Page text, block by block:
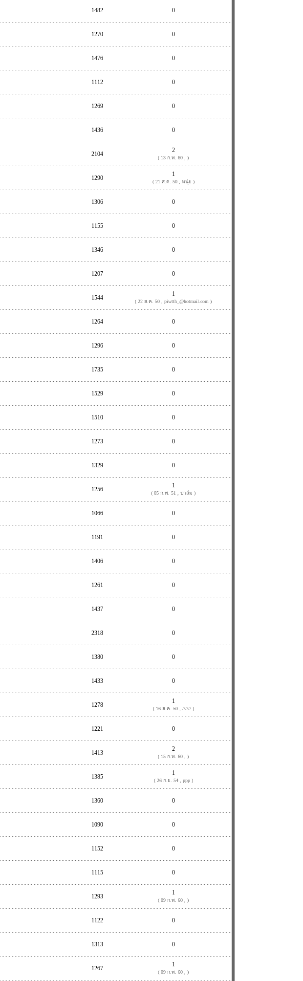
1482 0
1270 0
1476 0
1112 0
1269 0
1436 0
2104
2
( 13 ก.พ. 60 , )
1290
1
( 21 ส.ค. 50 , หนุ่ย )
1306 0
1155 0
1346 0
1207 0
1544
1
( 22 ส.ค. 50 , piwtth_@hotmail.com )
1264 0
1296 0
1735 0
1529 0
1510 0
1273 0
1329 0
1256
1
( 05 ก.พ. 51 , ปาล์ม )
1066 0
1191 0
1406 0
1261 0
1437 0
2318 0
1380 0
1433 0
1278
1
( 16 ส.ค. 50 , ////// )
1221 0
1413
2
( 15 ก.พ. 60 , )
1385
1
( 26 ก.ย. 54 , ppp )
1360 0
1090 0
1152 0
1115 0
1293
1
( 09 ก.พ. 60 , )
1122 0
1313 0
1267
1
( 09 ก.พ. 60 , )